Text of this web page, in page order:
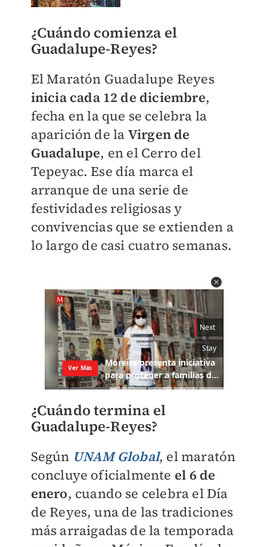
¿Cuándo comienza el
Guadalupe-Reyes?
El Maratón Guadalupe Reyes
inicia cada 12 de diciembre,
fecha en la que se celebra la
aparición de la Virgen de
Guadalupe, en el Cerro del
Tepeyac. Ese día marca el
arranque de una serie de
festividades religiosas y
convivencias que se extienden a
lo largo de casi cuatro semanas.
¿Cuándo termina el
Guadalupe-Reyes?
Según UNAM Global, el maratón
concluye oficialmente el 6 de
enero, cuando se celebra el Día
de Reyes, una de las tradiciones
más arraigadas de la temporada